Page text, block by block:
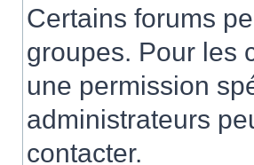
Certains forums
groupes. Pour les
une permission
administrateurs
contacter.